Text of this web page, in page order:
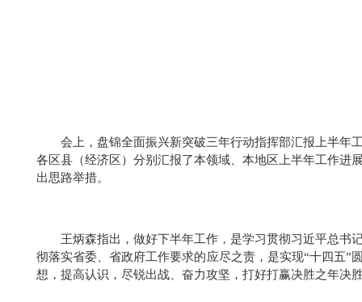
会上，盘锦全面振兴新突破三年行动指挥部汇报上半年
各区县（经济区）分别汇报了本领域、本地区上半年工作进
出思路举措。
王炳森指出，做好下半年工作，是学习贯彻习近平总书
彻落实省委、省政府工作要求的应尽之责，是实现“十四五”
想，提高认识，尽锐出战、奋力攻坚，打好打赢决胜之年决